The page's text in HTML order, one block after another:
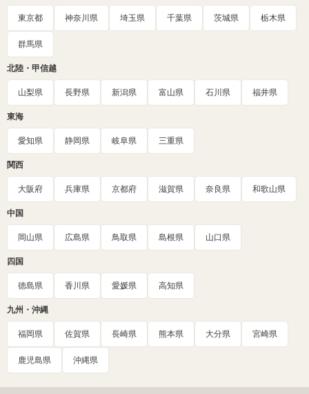
東京都 神奈川県 埼玉県 千葉県 茨城県 栃木県
群馬県
北陸・甲信越
山梨県 長野県 新潟県 富山県 石川県 福井県
東海
愛知県 静岡県 岐阜県 三重県
関西
大阪府 兵庫県 京都府 滋賀県 奈良県 和歌山県
中国
岡山県 広島県 鳥取県 島根県 山口県
四国
徳島県 香川県 愛媛県 高知県
九州・沖縄
福岡県 佐賀県 長崎県 熊本県 大分県 宮崎県
鹿児島県 沖縄県